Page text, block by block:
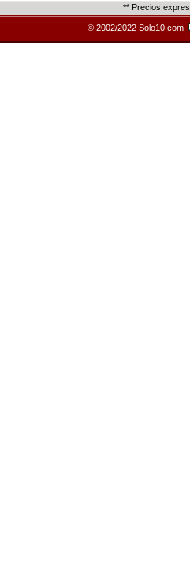
** Precios
© 2002/2022 Solo10.com